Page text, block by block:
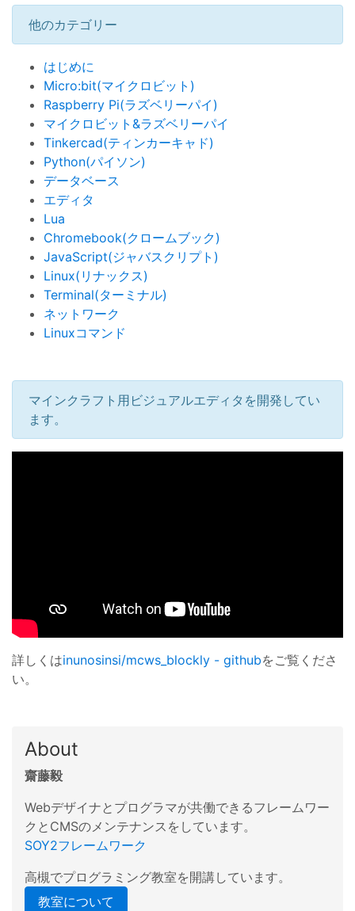
他のカテゴリー
はじめに
Micro:bit(マイクロビット)
Raspberry Pi(ラズベリーパイ)
マイクロビット&ラズベリーパイ
Tinkercad(ティンカーキャド)
Python(パイソン)
データベース
エディタ
Lua
Chromebook(クロームブック)
JavaScript(ジャバスクリプト)
Linux(リナックス)
Terminal(ターミナル)
ネットワーク
Linuxコマンド
マインクラフト用ビジュアルエディタを開発してい
ます。
詳しくはinunosinsi/mcws_blockly - githubをご覧くださ
い。
About
齋藤毅
Webデザイナとプログラマが共働できるフレームワー
クとCMSのメンテナンスをしています。
SOY2フレームワーク
高槻でプログラミング教室を開講しています。
教室について